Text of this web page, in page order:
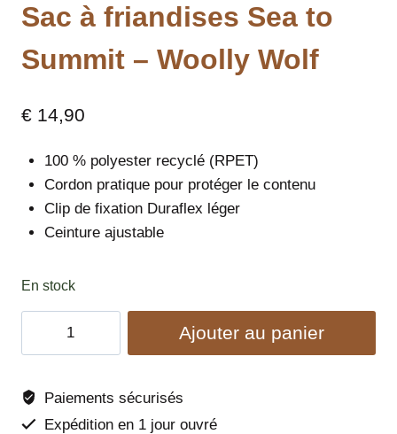
Sac à friandises Sea to
Summit – Woolly Wolf
€ 14,90
100 % polyester recyclé (RPET)
Cordon pratique pour protéger le contenu
Clip de fixation Duraflex léger
Ceinture ajustable
En stock
à
friandises
Ajouter au panier
Paiements sécurisés
Expédition en 1 jour ouvré